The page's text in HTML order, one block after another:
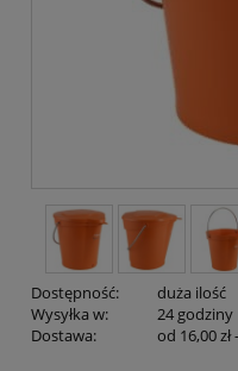
Dostępność:
duża ilość
Wysyłka w:
24 godziny
Dostawa:
od 16,00 zł
Cena nie zawiera